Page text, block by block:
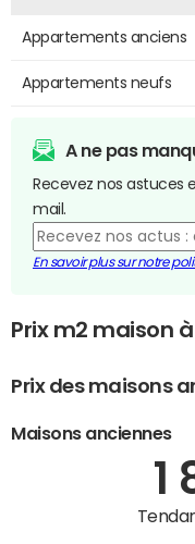
Appartements anciens
Appartements neufs
A ne pas
Recevez nos astuces
mail.
En savoir plus sur notre
Prix m2 maison
Prix des maisons
Maisons anciennes
1